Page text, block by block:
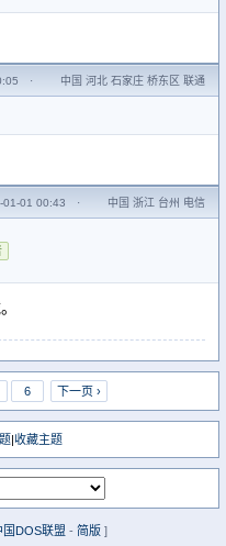
· 中国 河北 石家庄 桥东区 联通
01-01 00:43 · 中国 浙江 台州 电信
6 下一页 ›
|收藏主题
国DOS联盟 - 简版 ]